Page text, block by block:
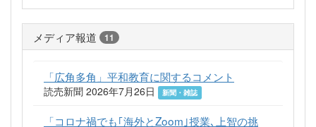
メディア報道 11
「広角多角」平和教育に関するコメント
読売新聞 2026年7月26日 新聞・雑誌
「コロナ禍でも｢海外とZoom｣授業､上智の挑